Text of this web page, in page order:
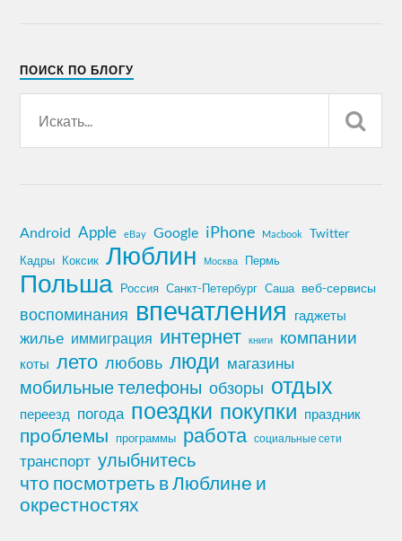
ПОИСК ПО БЛОГУ
Android Apple eBay Google iPhone Macbook Twitter
Кадры Коксик Люблин Москва Пермь
Польша Россия Санкт-Петербург Саша веб-сервисы
воспоминания впечатления гаджеты
жилье иммиграция интернет книги компании
коты лето любовь люди магазины
мобильные телефоны обзоры отдых
переезд погода поездки покупки праздник
проблемы программы работа социальные сети
транспорт улыбнитесь
что посмотреть в Люблине и
окрестностях